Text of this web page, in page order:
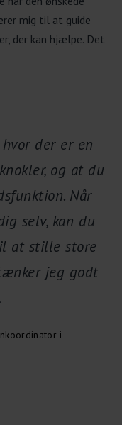
mig til at guide
der kan hjælpe. Det
der er en
og at du
Når
selv, kan du
at stille store
jeg godt
i